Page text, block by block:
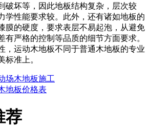
破坏等，因此地板结构复杂，层次较
学性能要求较。此外，还有诸如地板的
膜的硬度，要求表层不易起泡，从避免
有严格的控制等品质的细节方面要求。
，运动木地板不同于普通木地板的专业
标准上。
场木地板施工
地板价格表
荐